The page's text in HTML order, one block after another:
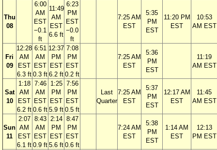
Thu
08
6:00
AM
EST
−0.1
ft
11:49
AM
EST
6.6 ft
6:23
PM
EST
−0.0
ft
7:25 AM
EST
5:35
PM
EST
11:20 PM
EST
10:53
AM EST
Fri
09
12:28
AM
EST
6.3 ft
6:51
AM
EST
0.3 ft
12:37
PM
EST
6.2 ft
7:08
PM
EST
0.2 ft
7:25 AM
EST
5:36
PM
EST
11:19
AM EST
Sat
10
1:18
AM
EST
6.2 ft
7:46
AM
EST
0.6 ft
1:25
PM
EST
5.9 ft
7:56
PM
EST
0.5 ft
Last
Quarter
7:25 AM
EST
5:37
PM
EST
12:17 AM
EST
11:45
AM EST
Sun
11
2:07
AM
EST
6.1 ft
8:43
AM
EST
0.9 ft
2:14
PM
EST
5.6 ft
8:47
PM
EST
0.6 ft
7:24 AM
EST
5:38
PM
EST
1:14 AM
EST
12:13
PM EST